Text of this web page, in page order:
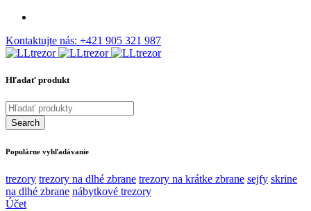
Kontaktujte nás: +421 905 321 987
Hľadať produkt
Populárne vyhľadávanie
trezory trezory na dlhé zbrane trezory na krátke zbrane sejfy skrine
na dlhé zbrane nábytkové trezory
Účet